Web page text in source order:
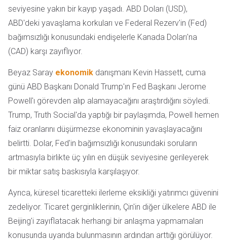
seviyesine yakın bir kayıp yaşadı. ABD Doları (USD),
ABD'deki yavaşlama korkuları ve Federal Rezerv'in (Fed)
bağımsızlığı konusundaki endişelerle Kanada Doları'na
(CAD) karşı zayıflıyor.
Beyaz Saray ekonomik danışmanı Kevin Hassett, cuma
günü ABD Başkanı Donald Trump'ın Fed Başkanı Jerome
Powell'ı görevden alıp alamayacağını araştırdığını söyledi.
Trump, Truth Social'da yaptığı bir paylaşımda, Powell hemen
faiz oranlarını düşürmezse ekonominin yavaşlayacağını
belirtti. Dolar, Fed'in bağımsızlığı konusundaki soruların
artmasıyla birlikte üç yılın en düşük seviyesine gerileyerek
bir miktar satış baskısıyla karşılaşıyor.
Ayrıca, küresel ticaretteki ilerleme eksikliği yatırımcı güvenini
zedeliyor. Ticaret gerginliklerinin, Çin'in diğer ülkelere ABD ile
Beijing'i zayıflatacak herhangi bir anlaşma yapmamaları
konusunda uyarıda bulunmasının ardından arttığı görülüyor.